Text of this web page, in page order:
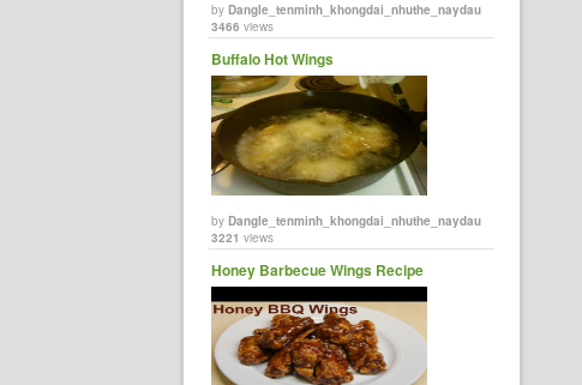
byDangle_tenminh_khongdai_nhuthe_naydau
3466 views
Buffalo Hot Wings
byDangle_tenminh_khongdai_nhuthe_naydau
3221 views
Honey Barbecue Wings Recipe